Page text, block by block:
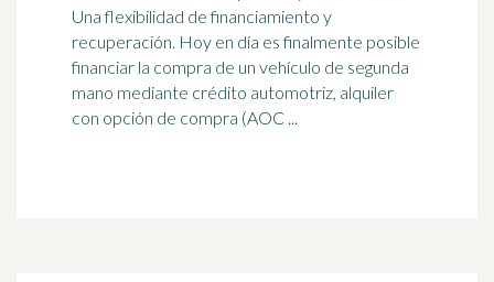
Una flexibilidad de financiamiento y
recuperación. Hoy en día es finalmente posible
financiar la compra de un vehículo de segunda
mano mediante crédito automotriz, alquiler
con opción de compra (AOC ...